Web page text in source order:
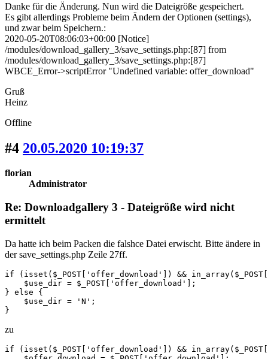
Danke für die Änderung. Nun wird die Dateigröße gespeichert.
Es gibt allerdings Probleme beim Ändern der Optionen (settings),
und zwar beim Speichern.:
2020-05-20T08:06:03+00:00 [Notice]
/modules/download_gallery_3/save_settings.php:[87] from
/modules/download_gallery_3/save_settings.php:[87]
WBCE_Error->scriptError "Undefined variable: offer_download"
Gruß
Heinz
Offline
#4 20.05.2020 10:19:37
florian
Administrator
Re: Downloadgallery 3 - Dateigröße wird nicht
ermittelt
Da hatte ich beim Packen die falshce Datei erwischt. Bitte ändere in
der save_settings.php Zeile 27ff.
if (isset($_POST['offer_download']) &&
    $use_dir = $_POST['offer_download'];
} else {
    $use_dir = 'N';
}
zu
if (isset($_POST['offer_download']) &&